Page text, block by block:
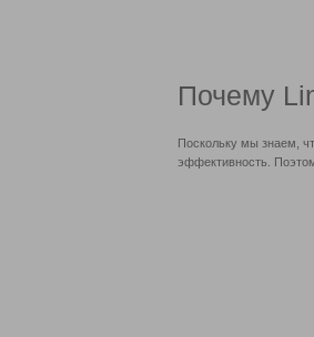
Почему
Поскольку мы знаем,
эффективность.